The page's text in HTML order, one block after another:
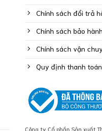
Chính sách đổi trả
Chính sách bảo hành
Chính sách vận
Quy định thanh toán
Công ty Cổ phần Sản xuất